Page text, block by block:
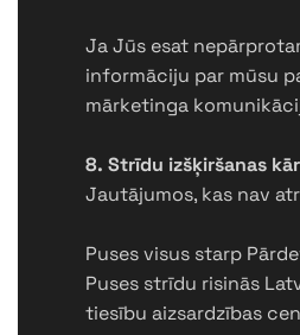
Ja Jūs esat
informāciju par mūsu
mārketinga
8. Strīdu izšķiršanas
Jautājumos, kas nav
Puses visus starp
Puses strīdu risinās
tiesību aizsardzības